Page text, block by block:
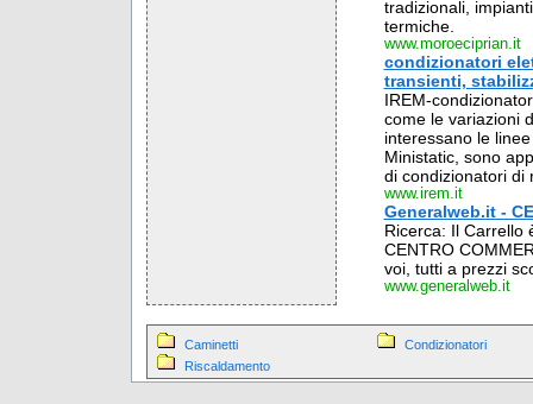
tradizionali,
termiche.
www.moroeciprian.it
condizionatori
transienti,
IREM-
come le variazioni
interessano le
Ministatic, sono
di condizionatori di
www.irem.it
Generalweb.it -
Ricerca: Il Carrello
CENTRO
voi, tutti a prezzi
www.generalweb.it
Caminetti
Condizionatori
Riscaldamento